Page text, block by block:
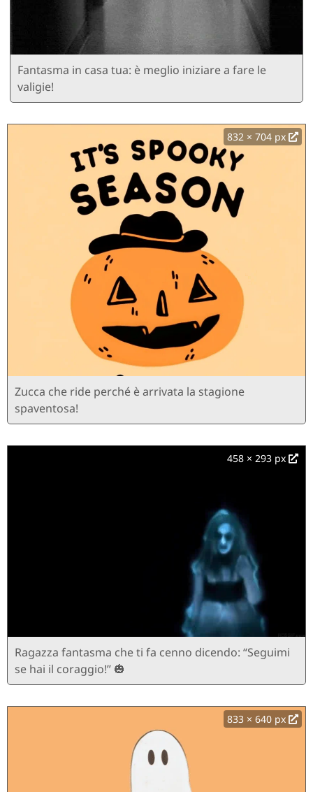
Fantasma in casa tua: è meglio iniziare a fare le
valigie!
832 × 704 px
Zucca che ride perché è arrivata la stagione
spaventosa!
458 × 293 px
Ragazza fantasma che ti fa cenno dicendo: “Seguimi
se hai il coraggio!” 🎃
833 × 640 px